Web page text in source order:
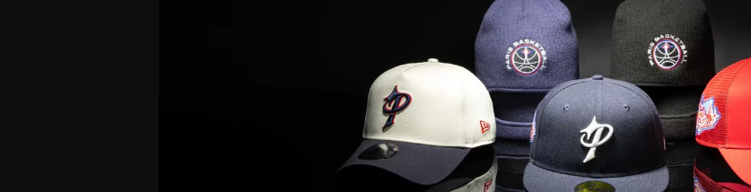
La vie au centre
Effectif
Camps